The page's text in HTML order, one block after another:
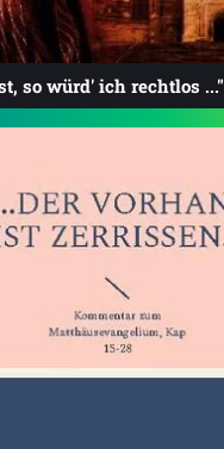
so würd' ich rechtlos ..."